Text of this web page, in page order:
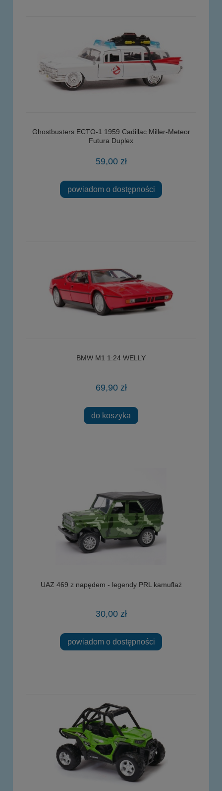
Ghostbusters ECTO-1 1959 Cadillac Miller-Meteor
Futura Duplex
59,00 zł
powiadom o dostępności
BMW M1 1:24 WELLY
69,90 zł
do koszyka
UAZ 469 z napędem - legendy PRL kamuflaż
30,00 zł
powiadom o dostępności